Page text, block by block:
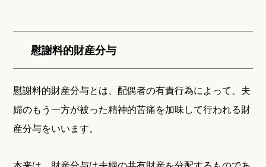
慰謝料的財産分与
慰謝料的財産分与とは、配偶者の有責行為によって、夫
婦のもう一方が被った精神的苦痛を加味して行われる財
産分与をいいます。